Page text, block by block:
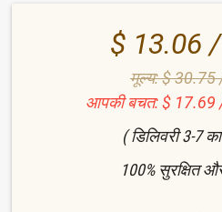
$ 13.06
मूल्य: $ 30.75
आपकी बचत: $ 17.69
( डिलिवरी 3-7
100% सुरक्षित